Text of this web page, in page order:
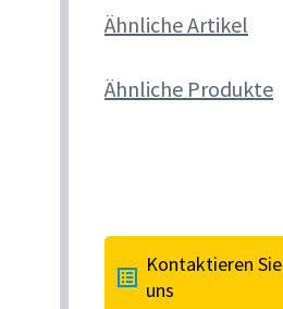
Ähnliche Artikel
Ähnliche Produkte
Kontaktieren Sie
uns